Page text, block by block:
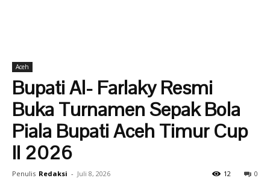
Aceh
Bupati Al- Farlaky Resmi
Buka Turnamen Sepak Bola
Piala Bupati Aceh Timur Cup
II 2026
Penulis Redaksi - Juli 8, 2026 0
12